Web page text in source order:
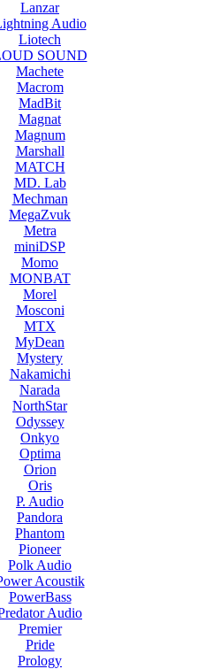
Lanzar
Audio
Liotech
SOUND
Machete
Macrom
MadBit
Magnat
Magnum
Marshall
MATCH
MD. Lab
Mechman
MegaZvuk
Metra
miniDSP
Momo
MONBAT
Morel
Mosconi
MTX
MyDean
Mystery
Nakamichi
Narada
NorthStar
Odyssey
Onkyo
Optima
Orion
Oris
P. Audio
Pandora
Phantom
Pioneer
Polk Audio
Acoustik
PowerBass
Audio
Premier
Pride
Prology